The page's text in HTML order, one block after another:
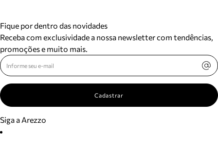
Fique por dentro das novidades
Receba com exclusividade a nossa newsletter com tendências,
promoções e muito mais.
Cadastrar
Siga a Arezzo